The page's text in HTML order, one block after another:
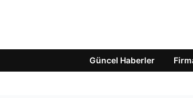
Güncel Haberler